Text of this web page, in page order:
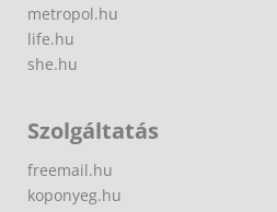
metropol.hu
life.hu
she.hu
Szolgáltatás
freemail.hu
koponyeg.hu